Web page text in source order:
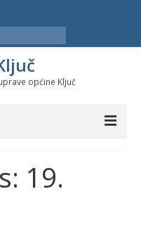
općine Ključ
19.